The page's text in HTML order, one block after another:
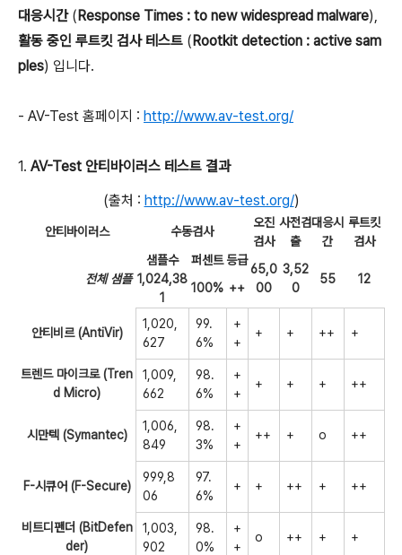
대응시간(Response Times : to new widespread malware),
활동 중인 루트킷 검사 테스트 (Rootkit detection : active sam
ples) 입니다.
- AV-Test 홈페이지 : http://www.av-test.org/
1. AV-Test 안티바이러스 테스트 결과
(출처 : http://www.av-test.org/)
안티바이러스 수동검사
오진
검사
사전검
출
대응시
간
루트킷
검사
전체 샘플
샘플수 퍼센트 등급
65,0
00
3,52
0
55 12
1,024,38
1
100% ++
안티비르 (AntiVir)
1,020,
627
99.
6%
+
+
+ + ++ +
트렌드 마이크로 (Tren
d Micro)
1,009,
662
98.
6%
+
+
+ + + ++
시만텍 (Symantec)
1,006,
849
98.
3%
+
+
++ + o ++
F-시큐어 (F-Secure)
999,8
06
97.
6%
+ + ++ + ++
비트디펜더 (BitDefen
der)
1,003,
902
98.
0%
+
+
o ++ + +